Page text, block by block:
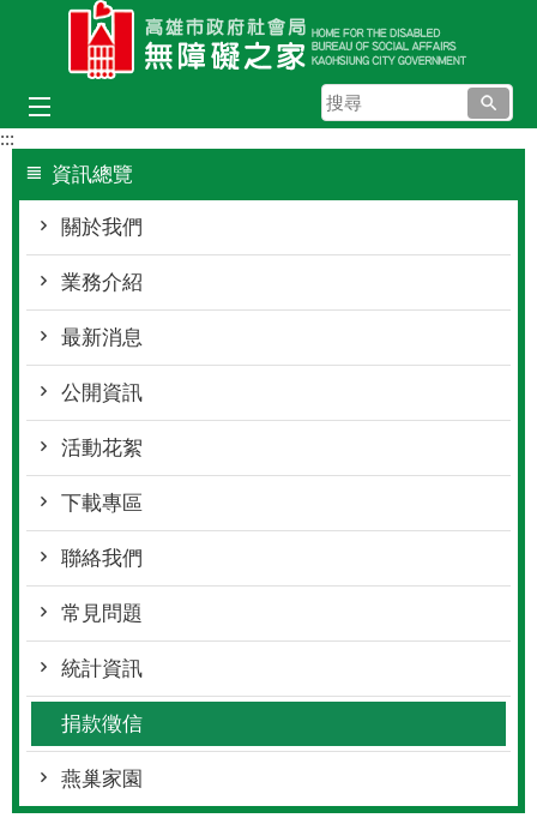
跳到主要內容區塊
搜
尋
:::
資訊總覽
關於我們
業務介紹
最新消息
公開資訊
活動花絮
下載專區
聯絡我們
常見問題
統計資訊
捐款徵信
燕巢家園